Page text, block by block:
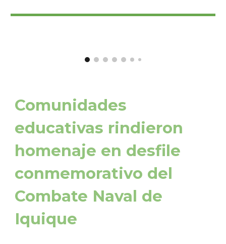
Comunidades
educativas rindieron
homenaje en desfile
conmemorativo del
Combate Naval de
Iquique